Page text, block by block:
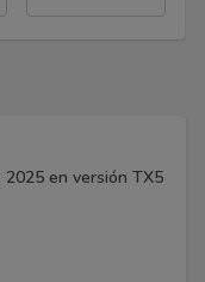
en versión TX5